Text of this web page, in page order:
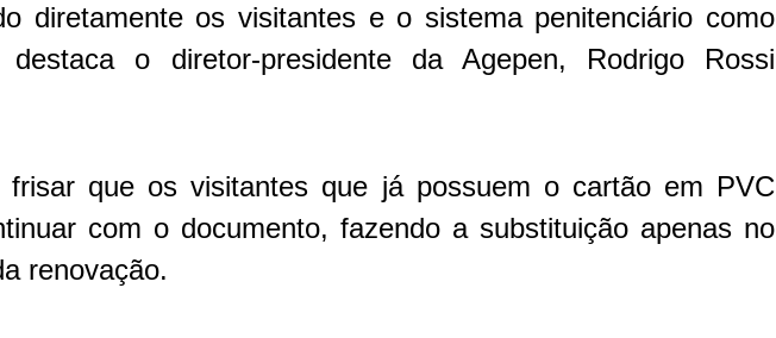
diretamente os visitantes e o sistema penitenciário como
destaca o diretor-presidente da Agepen, Rodrigo Rossi
frisar que os visitantes que já possuem o cartão em PVC
com o documento, fazendo a substituição apenas no
renovação.